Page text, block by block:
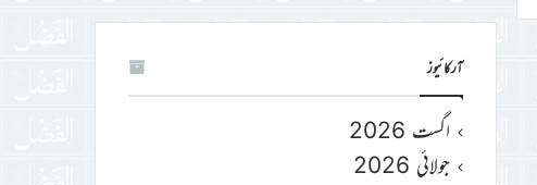
آرکائیوز
اگست 2026
جولائی 2026